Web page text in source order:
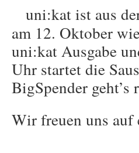
uni:kat ist aus
am 12. Oktober
uni:kat Ausgabe
Uhr startet die
BigSpender
Wir freuen uns auf